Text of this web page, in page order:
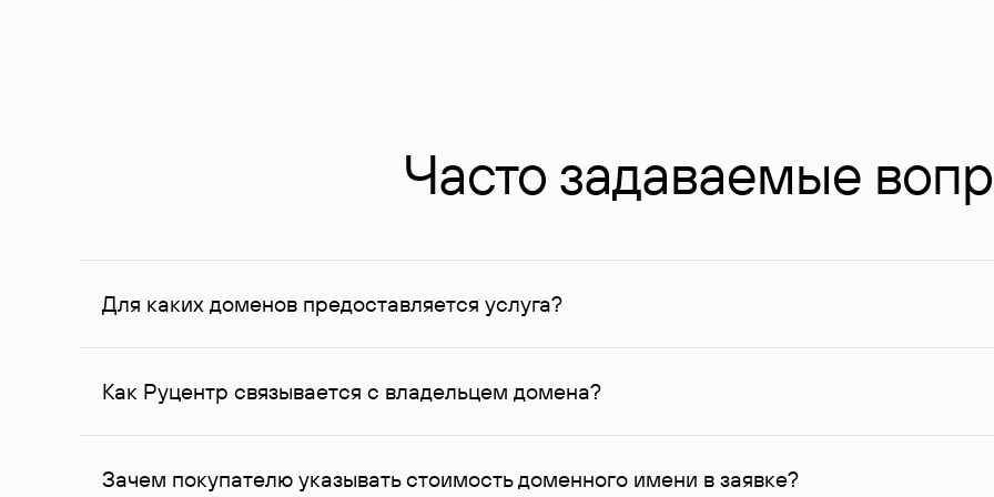
Часто задаваемые
Для каких доменов предоставляется услуга?
Услуга доступна для доменов, зарегистрированных в Руцентре и у других регистраторов. Для доменов,
Как Руцентр связывается с владельцем домена?
Для связи с владельцем домена используются его контактные данные, доступные Руцентру.
Зачем покупателю указывать стоимость доменного имени в заявке?